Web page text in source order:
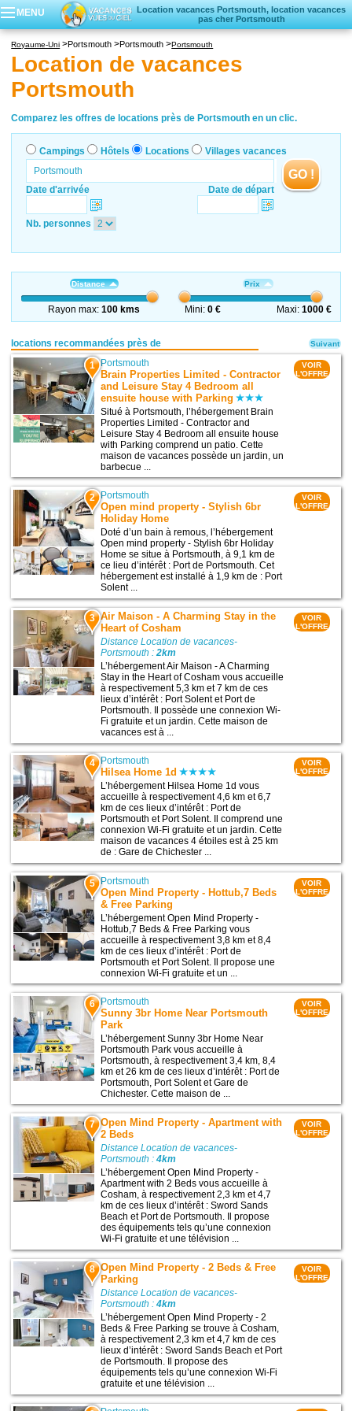
MENU
Location vacances Portsmouth, location vacances
pas cher Portsmouth
Locations vacances
Villages vacances
Royaume-Uni Portsmouth Portsmouth Portsmouth
Location de vacances
Portsmouth
Comparez les offres de locations près de Portsmouth en un clic.
Campings Hôtels Locations Villages vacances
Date d'arrivée Date de départ
GO !
Nb. personnes
Distance
Rayon max:100 kms
Prix
Mini:0 € Maxi: 1000 €
locations recommandées près de
1 Portsmouth
Brain Properties Limited - Contractor
and Leisure Stay 4 Bedroom all
ensuite house with Parking
Situé à Portsmouth, l’hébergement Brain
Properties Limited - Contractor and
Leisure Stay 4 Bedroom all ensuite house
with Parking comprend un patio. Cette
maison de vacances possède un jardin, un
barbecue ...
VOIR
L'OFFRE
2 Portsmouth
Open mind property - Stylish 6br
Holiday Home
Doté d’un bain à remous, l’hébergement
Open mind property - Stylish 6br Holiday
Home se situe à Portsmouth, à 9,1 km de
ce lieu d’intérêt : Port de Portsmouth. Cet
hébergement est installé à 1,9 km de : Port
Solent ...
VOIR
L'OFFRE
3 Air Maison - A Charming Stay in the
Heart of Cosham
Distance Location de vacances-
Portsmouth :2km
L’hébergement Air Maison - A Charming
Stay in the Heart of Cosham vous accueille
à respectivement 5,3 km et 7 km de ces
lieux d’intérêt : Port Solent et Port de
Portsmouth. Il possède une connexion Wi-
Fi gratuite et un jardin. Cette maison de
vacances est à ...
VOIR
L'OFFRE
4 Portsmouth
Hilsea Home 1d
L’hébergement Hilsea Home 1d vous
accueille à respectivement 4,6 km et 6,7
km de ces lieux d’intérêt : Port de
Portsmouth et Port Solent. Il comprend une
connexion Wi-Fi gratuite et un jardin. Cette
maison de vacances 4 étoiles est à 25 km
de : Gare de Chichester ...
VOIR
L'OFFRE
5 Portsmouth
Open Mind Property - Hottub,7 Beds
& Free Parking
L’hébergement Open Mind Property -
Hottub,7 Beds & Free Parking vous
accueille à respectivement 3,8 km et 8,4
km de ces lieux d’intérêt : Port de
Portsmouth et Port Solent. Il propose une
connexion Wi-Fi gratuite et un ...
VOIR
L'OFFRE
6 Portsmouth
Sunny 3br Home Near Portsmouth
Park
L’hébergement Sunny 3br Home Near
Portsmouth Park vous accueille à
Portsmouth, à respectivement 3,4 km, 8,4
km et 26 km de ces lieux d’intérêt : Port de
Portsmouth, Port Solent et Gare de
Chichester. Cette maison de ...
VOIR
L'OFFRE
7 Open Mind Property - Apartment with
2 Beds
Distance Location de vacances-
Portsmouth :4km
L’hébergement Open Mind Property -
Apartment with 2 Beds vous accueille à
Cosham, à respectivement 2,3 km et 4,7
km de ces lieux d’intérêt : Sword Sands
Beach et Port de Portsmouth. Il propose
des équipements tels qu’une connexion
Wi-Fi gratuite et une télévision ...
VOIR
L'OFFRE
8 Open Mind Property - 2 Beds & Free
Parking
Distance Location de vacances-
Portsmouth :4km
L’hébergement Open Mind Property - 2
Beds & Free Parking se trouve à Cosham,
à respectivement 2,3 km et 4,7 km de ces
lieux d’intérêt : Sword Sands Beach et Port
de Portsmouth. Il propose des
équipements tels qu’une connexion Wi-Fi
gratuite et une télévision ...
VOIR
L'OFFRE
Suivant